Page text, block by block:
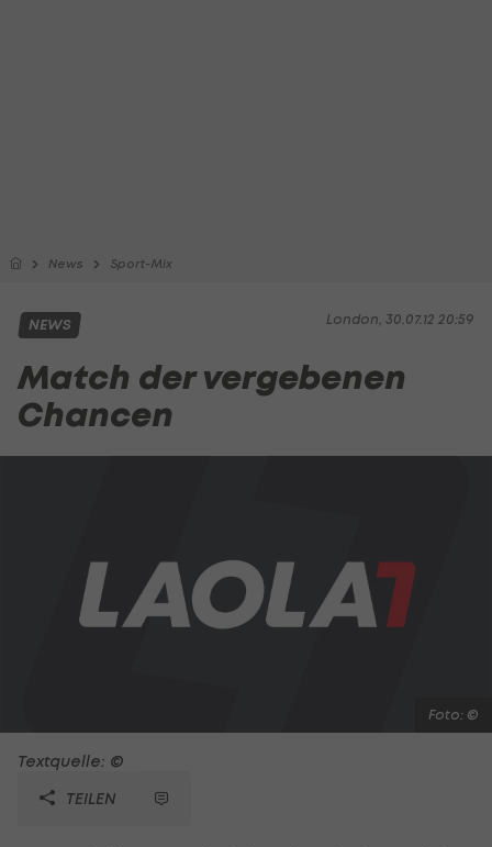
News Sport-Mix
London, 30.07.12 20:59
NEWS
Match der vergebenen
Chancen
Foto: ©
Textquelle: ©
TEILEN